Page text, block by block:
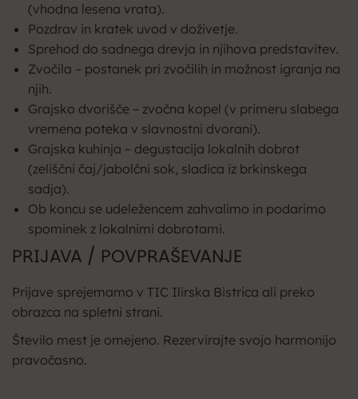
(vhodna lesena vrata).
Pozdrav in kratek uvod v doživetje.
Sprehod do sadnega drevja in njihova predstavitev.
Zvočila – postanek pri zvočilih in možnost igranja na
njih.
Grajsko dvorišče – zvočna kopel (v primeru slabega
vremena poteka v slavnostni dvorani).
Grajska kuhinja – degustacija lokalnih dobrot
(zeliščni čaj/jabolčni sok, sladica iz brkinskega
sadja).
Ob koncu se udeležencem zahvalimo in podarimo
spominek z lokalnimi dobrotami.
PRIJAVA / POVPRAŠEVANJE
Prijave sprejemamo v TIC Ilirska Bistrica ali preko
obrazca na spletni strani.
Število mest je omejeno. Rezervirajte svojo harmonijo
pravočasno.